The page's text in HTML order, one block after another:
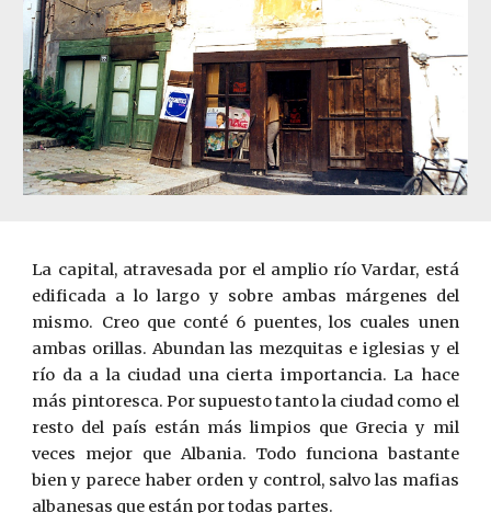
La capital, atravesada por el amplio río Vardar, está
edificada a lo largo y sobre ambas márgenes del
mismo. Creo que conté 6 puentes, los cuales unen
ambas orillas. Abundan las mezquitas e iglesias y el
río da a la ciudad una cierta importancia. La hace
más pintoresca. Por supuesto tanto la ciudad como el
resto del país están más limpios que Grecia y mil
veces mejor que Albania. Todo funciona bastante
bien y parece haber orden y control, salvo las mafias
albanesas que están por todas partes.